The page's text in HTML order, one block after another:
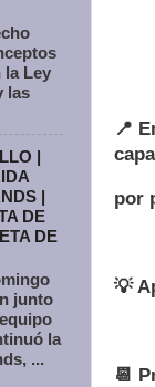
📍
por
💡
📆
la Ley
las
|
|
DE
DE
junto
la
...